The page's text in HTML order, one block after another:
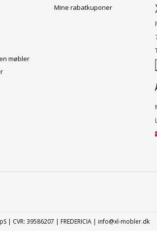
møbler
| CVR: 39586207 | FREDERICIA | info@xl-mobler.dk
Mine rabatkuponer